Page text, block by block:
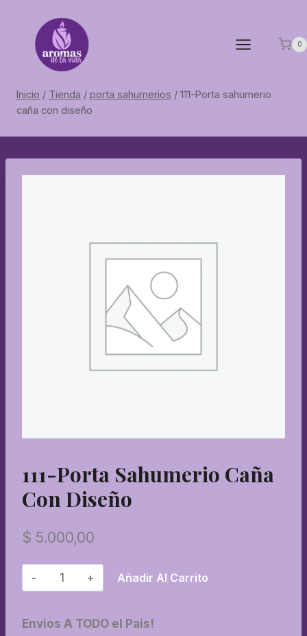
contenido
0
Inicio / Tienda / porta sahumerios / 111-Porta sahumerio
caña con diseño
111-Porta Sahumerio Caña
Con Diseño
$ 5.000,00
111-
Porta
caña
Añadir Al Carrito
Envios A TODO el Pais!